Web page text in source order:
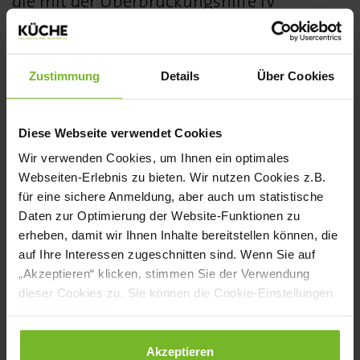
Zustimmung Details Über Cookies
Diese Webseite verwendet Cookies
Wir verwenden Cookies, um Ihnen ein optimales
Webseiten-Erlebnis zu bieten. Wir nutzen Cookies z.B.
für eine sichere Anmeldung, aber auch um statistische
Daten zur Optimierung der Website-Funktionen zu
erheben, damit wir Ihnen Inhalte bereitstellen können, die
auf Ihre Interessen zugeschnitten sind. Wenn Sie auf
„Akzeptieren“ klicken, stimmen Sie der Verwendung
dieser Cookies zu. Sie können die Cookie-Einstellungen
Datenschutzerklärung|Impressum
Akzeptieren
zugesagte Erstattung von 90 Prozent der
Fixkosten reicht nicht, wenn wir kaum
Umsatz machen können!“ Die Rücklagen
Jahren Pandemie nahezu aufgebraucht,
wie die Blitzumfrage bestätigt. 24 Prozent
der Teilnehmer:innen verfügen über
keinerlei Reserven mehr, weitere 19
Prozent halten noch maximal bis zum
Jahresende durch.
Der Leaders Club fordert deshalb von der